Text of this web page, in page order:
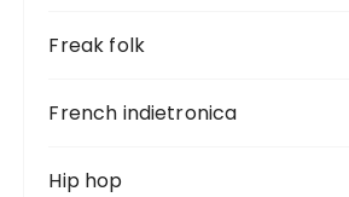
Freak folk
French indietronica
Hip hop